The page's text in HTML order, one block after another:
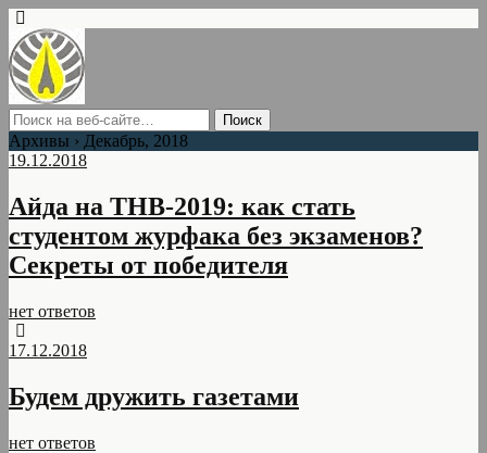
Архивы › Декабрь, 2018
19.12.2018
Айда на ТНВ-2019: как стать
студентом журфака без экзаменов?
Секреты от победителя
нет ответов
17.12.2018
Будем дружить газетами
нет ответов